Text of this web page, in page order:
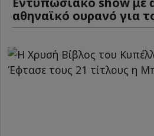
αθηναϊκό ουρανό για